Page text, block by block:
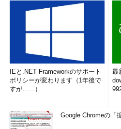
IEと.NET Frameworkのサポート
ポリシーが変わります（1年後で
すが……）
最
Google Chromeの「